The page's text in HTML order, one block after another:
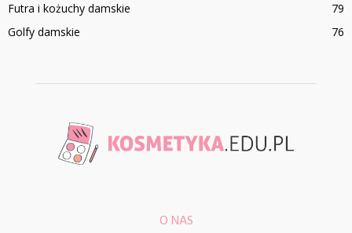
Futra i kożuchy damskie
79
Golfy damskie
76
O NAS